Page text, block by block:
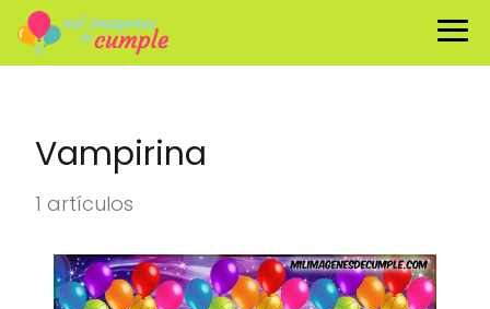
Vampirina
1 artículos